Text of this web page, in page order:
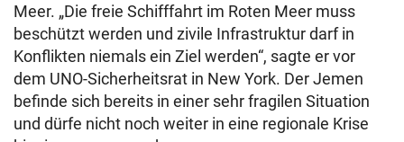
Meer. „Die freie Schifffahrt im Roten Meer muss
beschützt werden und zivile Infrastruktur darf in
Konflikten niemals ein Ziel werden“, sagte er vor
dem UNO-Sicherheitsrat in New York. Der Jemen
befinde sich bereits in einer sehr fragilen Situation
und dürfe nicht noch weiter in eine regionale Krise